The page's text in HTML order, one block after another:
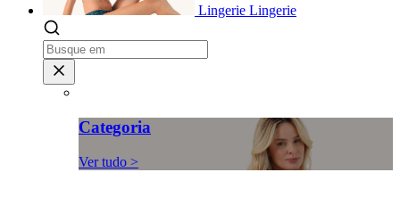
Lingerie Lingerie
Categoria
Ver tudo >